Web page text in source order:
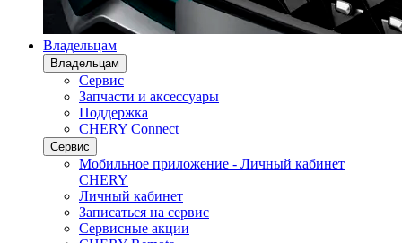
Владельцам
Владельцам
Сервис
Запчасти и аксессуары
Поддержка
CHERY Connect
Сервис
Мобильное приложение - Личный кабинет
CHERY
Личный кабинет
Записаться на сервис
Сервисные акции